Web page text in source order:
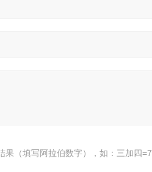
果（填写阿拉伯数字），如：三加四=7